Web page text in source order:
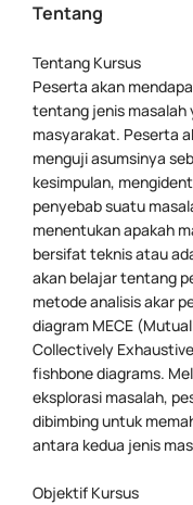
Tentang
Tentang Kursus
Peserta akan
tentang jenis masalah
masyarakat. Peserta
menguji asumsinya
kesimpulan,
penyebab suatu
menentukan apakah
bersifat teknis atau
akan belajar tentang
metode analisis akar
diagram MECE
Collectively
fishbone diagrams.
eksplorasi masalah,
dibimbing untuk
antara kedua jenis
Objektif Kursus